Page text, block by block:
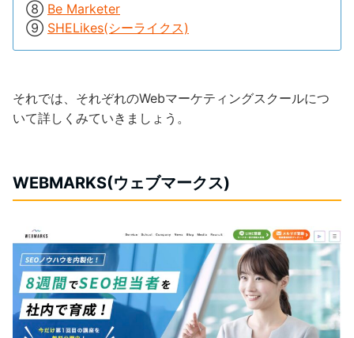
⑧ Be Marketer
⑨ SHELikes(シーライクス)
それでは、それぞれのWebマーケティングスクールにつ
いて詳しくみていきましょう。
WEBMARKS(ウェブマークス)